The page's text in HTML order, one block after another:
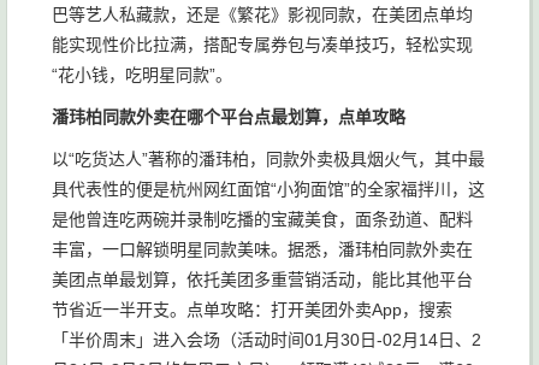
巴等艺人私藏款，还是《繁花》影视同款，在美团点单均
能实现性价比拉满，搭配专属券包与凑单技巧，轻松实现
“花小钱，吃明星同款”。
潘玮柏同款外卖在哪个平台点最划算，点单攻略
以“吃货达人”著称的潘玮柏，同款外卖极具烟火气，其中最
具代表性的便是杭州网红面馆“小狗面馆”的全家福拌川，这
是他曾连吃两碗并录制吃播的宝藏美食，面条劲道、配料
丰富，一口解锁明星同款美味。据悉，潘玮柏同款外卖在
美团点单最划算，依托美团多重营销活动，能比其他平台
节省近一半开支。点单攻略：打开美团外卖App，搜索
「半价周末」进入会场（活动时间01月30日-02月14日、2